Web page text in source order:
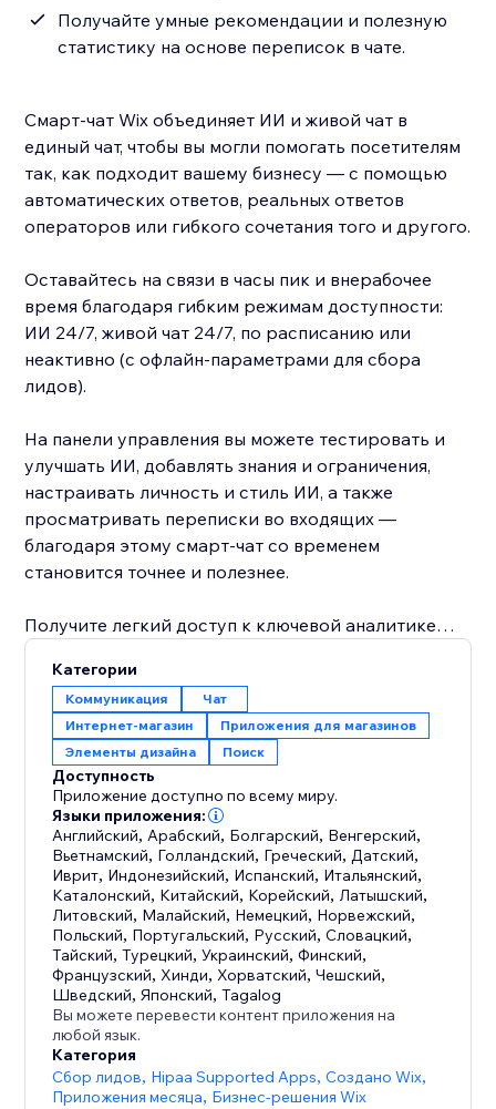
Получайте умные рекомендации и полезную
статистику на основе переписок в чате.
Смарт-чат Wix объединяет ИИ и живой чат в
единый чат, чтобы вы могли помогать посетителям
так, как подходит вашему бизнесу — с помощью
автоматических ответов, реальных ответов
операторов или гибкого сочетания того и другого.
Оставайтесь на связи в часы пик и внерабочее
время благодаря гибким режимам доступности:
ИИ 24/7, живой чат 24/7, по расписанию или
неактивно (с офлайн-параметрами для сбора
лидов).
На панели управления вы можете тестировать и
улучшать ИИ, добавлять знания и ограничения,
настраивать личность и стиль ИИ, а также
просматривать переписки во входящих —
благодаря этому смарт-чат со временем
становится точнее и полезнее.
Получите легкий доступ к ключевой аналитике
посетителях вашего сайта и улучшить
взаимодействие с ними для увеличения
конверсии. Смарт-чат также анализирует ваши
переписки, чтобы предоставить вам ключевую
статистику о том, что ищут ваши клиенты и как вы
можете улучшить свой бизнес.
Ранее известный как Wix ИИ-чат, смарт-чат теперь
обновлен и включает живой чат. Он разработан,
чтобы заменить старый Wix Чат одним
унифицированным решением.
Категории
Коммуникация
Чат
Интернет-магазин
Приложения для магазинов
Элементы дизайна
Поиск
Доступность
Приложение доступно по всему миру.
Языки приложения:
Английский, Арабский, Болгарский, Венгерский,
Вьетнамский, Голландский, Греческий, Датский,
Иврит, Индонезийский, Испанский, Итальянский,
Каталонский, Китайский, Корейский, Латышский,
Литовский, Малайский, Немецкий, Норвежский,
Польский, Португальский, Русский,Словацкий,
Тайский,Турецкий,Украинский,Финский,
Французский, Хинди, Хорватский,Чешский,
Шведский,Японский,Tagalog
Вы можете перевести контент приложения на
любой язык.
Категория
Сбор лидов, Hipaa Supported Apps,Создано Wix,
Приложения месяца, Бизнес-решения Wix